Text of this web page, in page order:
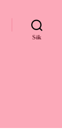
Sök